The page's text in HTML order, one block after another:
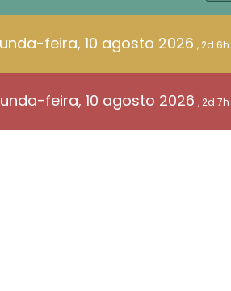
feira, 10 agosto 2026 , 2d
feira, 10 agosto 2026 , 2d